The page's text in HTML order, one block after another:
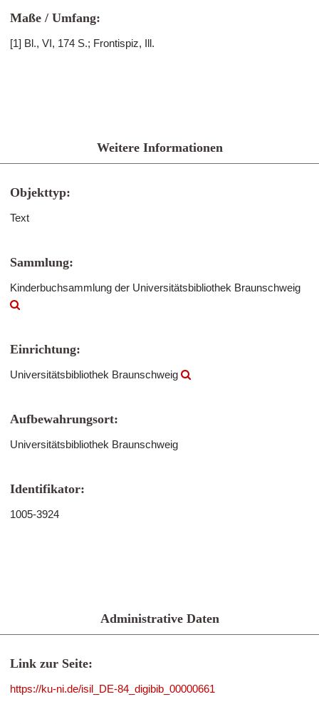
Maße / Umfang:
[1] Bl., VI, 174 S.; Frontispiz, Ill.
Weitere Informationen
Objekttyp:
Text
Sammlung:
Kinderbuchsammlung der Universitätsbibliothek Braunschweig
Einrichtung:
Universitätsbibliothek Braunschweig
Aufbewahrungsort:
Universitätsbibliothek Braunschweig
Identifikator:
1005-3924
Administrative Daten
Link zur Seite:
https://ku-ni.de/isil_DE-84_digibib_00000661